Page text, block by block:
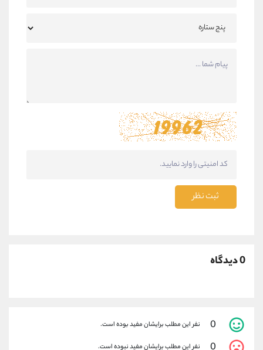
ثبت نظر
0 دیدگاه
0 نفر این مطلب برایشان مفید بوده است.
نفر این مطلب برایشان مفید نبوده است.